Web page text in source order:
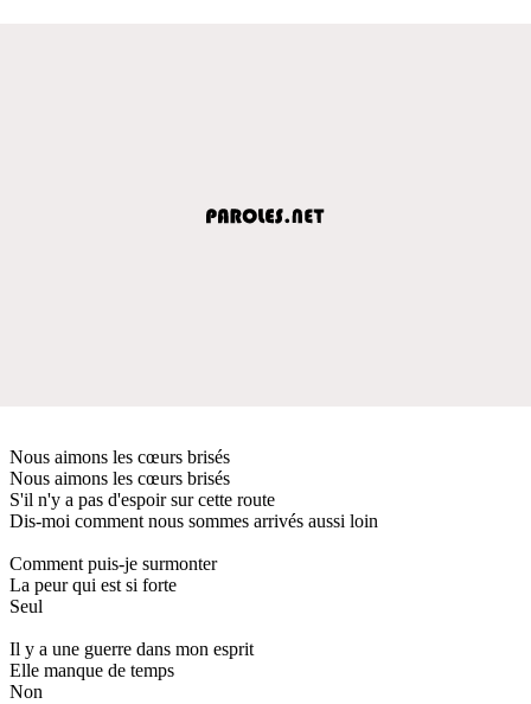
Nous aimons les cœurs brisés
Nous aimons les cœurs brisés
S'il n'y a pas d'espoir sur cette route
Dis-moi comment nous sommes arrivés aussi loin
Comment puis-je surmonter
La peur qui est si forte
Seul
Il y a une guerre dans mon esprit
Elle manque de temps
Non